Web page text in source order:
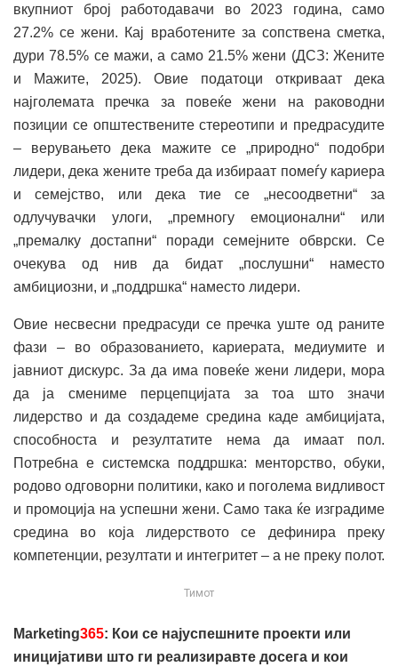
вкупниот број работодавачи во 2023 година, само
27.2% се жени. Кај вработените за сопствена сметка,
дури 78.5% се мажи, а само 21.5% жени (ДСЗ: Жените
и Мажите, 2025). Овие податоци откриваат дека
најголемата пречка за повеќе жени на раководни
позиции се општествените стереотипи и предрасудите
– верувањето дека мажите се „природно“ подобри
лидери, дека жените треба да избираат помеѓу кариера
и семејство, или дека тие се „несоодветни“ за
одлучувачки улоги, „премногу емоционални“ или
„премалку достапни“ поради семејните обврски. Се
очекува од нив да бидат „послушни“ наместо
амбициозни, и „поддршка“ наместо лидери.
Овие несвесни предрасуди се пречка уште од раните
фази – во образованието, кариерата, медиумите и
јавниот дискурс. За да има повеќе жени лидери, мора
да ја смениме перцепцијата за тоа што значи
лидерство и да создадеме средина каде амбицијата,
способноста и резултатите нема да имаат пол.
Потребна е системска поддршка: менторство, обуки,
родово одговорни политики, како и поголема видливост
и промоција на успешни жени. Само така ќе изградиме
средина во која лидерството се дефинира преку
компетенции, резултати и интегритет – а не преку полот.
Тимот
Marketing365: Кои се најуспешните проекти или
иницијативи што ги реализиравте досега и кои